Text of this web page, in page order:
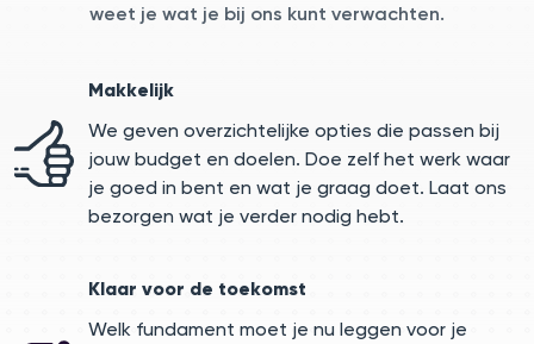
weet je wat je bij ons kunt verwachten.
Makkelijk
We geven overzichtelijke opties die passen bij
jouw budget en doelen. Doe zelf het werk waar
je goed in bent en wat je graag doet. Laat ons
bezorgen wat je verder nodig hebt.
Klaar voor de toekomst
Welk fundament moet je nu leggen voor je